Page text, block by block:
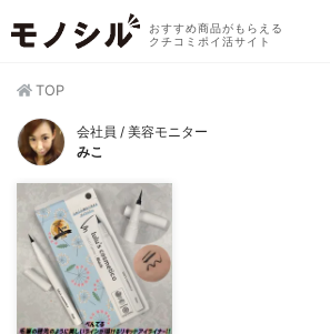
おすすめ商品がもらえる
クチコミポイ活サイト
TOP
会社員 / 美容モニター
みこ